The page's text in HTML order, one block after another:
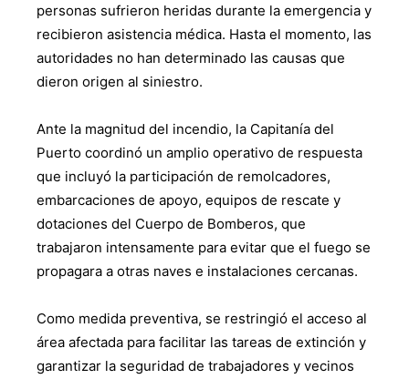
personas sufrieron heridas durante la emergencia y
recibieron asistencia médica. Hasta el momento, las
autoridades no han determinado las causas que
dieron origen al siniestro.
Ante la magnitud del incendio, la Capitanía del
Puerto coordinó un amplio operativo de respuesta
que incluyó la participación de remolcadores,
embarcaciones de apoyo, equipos de rescate y
dotaciones del Cuerpo de Bomberos, que
trabajaron intensamente para evitar que el fuego se
propagara a otras naves e instalaciones cercanas.
Como medida preventiva, se restringió el acceso al
área afectada para facilitar las tareas de extinción y
garantizar la seguridad de trabajadores y vecinos